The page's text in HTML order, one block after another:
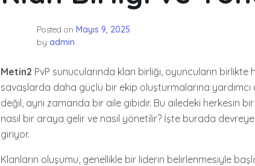
Posted on Mayıs 9, 2025
by admin
Metin2 PvP sunucularında klan birliği, oyuncuların
savaşlarda daha güçlü bir ekip oluşturmalarına
değil, aynı zamanda bir aile gibidir. Bu ailedeki herkesin
nasıl bir araya gelir ve nasıl yönetilir? İşte burada devreye
giriyor.
Klanların oluşumu, genellikle bir liderin belirlenmesiyle